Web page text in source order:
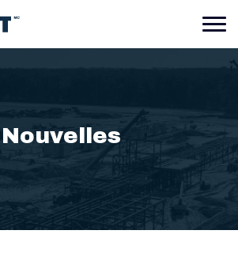
Nouvelles